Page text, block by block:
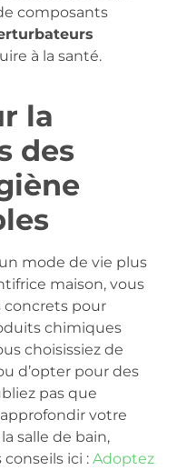
composants
à la santé.
la
des
mode de vie plus
maison, vous
concrets pour
chimiques
choisissiez de
d’opter pour des
pas que
votre
salle de bain,
conseils ici : Adoptez